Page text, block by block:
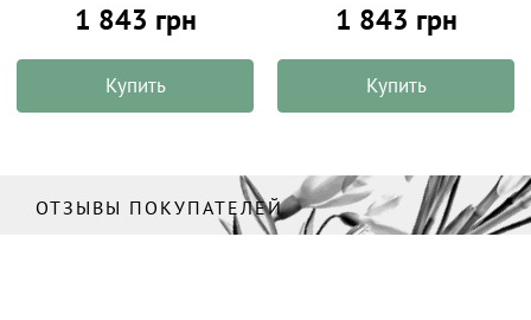
1 843 грн
Купить
1 843 грн
Купить
ОТЗЫВЫ ПОКУПАТЕЛЕЙ